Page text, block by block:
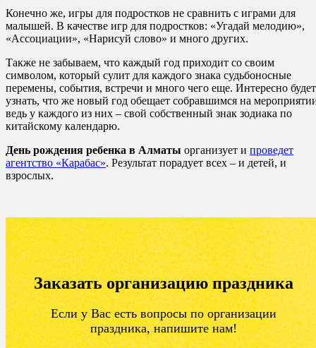
Конечно же, игры для подростков не сравнить с играми для
малышей. В качестве игр для подростков: «Угадай мелодию»,
«Ассоциации», «Нарисуй слово» и много других.
Также не забываем, что каждый год приходит со своим
символом, который сулит для каждого знака судьбоносные
перемены, события, встречи и много чего еще. Интересно будет
узнать, что же новый год обещает собравшимся на
ведь у каждого из них – свой собственный знак зодиака по
китайскому календарю.
День рождения ребенка в Алматы организует и проведет
агентство «Карабас». Результат порадует всех – и детей, и
взрослых.
Заказать организацию праздника
Если у Вас есть вопросы по организации
праздника, напишите нам!